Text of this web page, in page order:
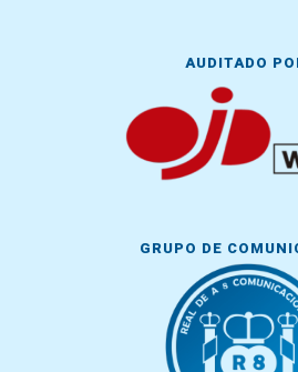
AUDITADO
GRUPO DE